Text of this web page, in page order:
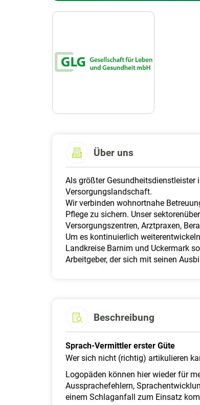
Über uns
Als größter
Versorgungslandschaft.
Wir verbinden wohnortnahe
Pflege zu sichern. Unser
Versorgungszentren, Arztpraxen,
Um es kontinuierlich
Landkreise Barnim und Uckermark
Arbeitgeber, der sich mit seinen
Beschreibung
Sprach-Vermittler erster Güte
Wer sich nicht (richtig) artikulieren
Logopäden können hier wieder für
Aussprachefehlern,
einem Schlaganfall zum Einsatz